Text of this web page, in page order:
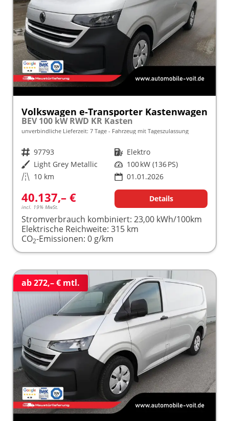
Volkswagen e-Transporter Kastenwagen
BEV 100 kW RWD KR Kasten
unverbindliche Lieferzeit: 7 Tage Fahrzeug mit Tageszulassung
Fahrzeugnr. 97793 Kraftstoff Elektro
Außenfarbe Light Grey Metallic Leistung 100 kW (136 PS)
Kilometerstand 10 km 01.01.2026
40.137,– €
incl. 19% MwSt.
Details
Stromverbrauch kombiniert: 23,00 kWh/100km
Elektrische Reichweite: 315 km
CO2-Emissionen: 0 g/km
ab 272,– € mtl.